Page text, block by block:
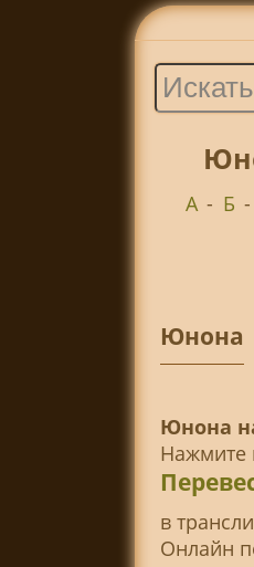
А - Б -
Юнона
Юнона
Нажмите
в
Онлайн